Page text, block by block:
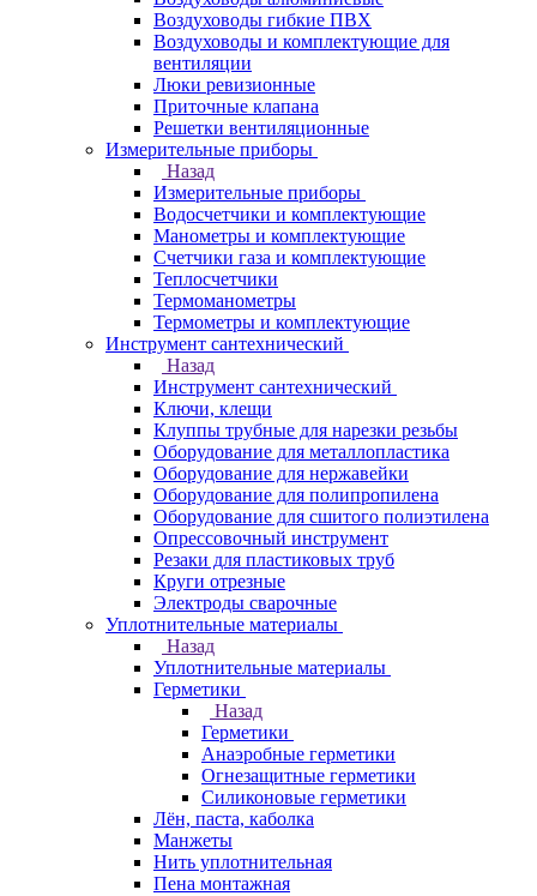
Воздуховоды гибкие ПВХ
Воздуховоды и комплектующие для
вентиляции
Люки ревизионные
Приточные клапана
Решетки вентиляционные
Измерительные приборы
Назад
Измерительные приборы
Водосчетчики и комплектующие
Манометры и комплектующие
Счетчики газа и комплектующие
Теплосчетчики
Термоманометры
Термометры и комплектующие
Инструмент сантехнический
Назад
Инструмент сантехнический
Ключи, клещи
Клуппы трубные для нарезки резьбы
Оборудование для металлопластика
Оборудование для нержавейки
Оборудование для полипропилена
Оборудование для сшитого полиэтилена
Опрессовочный инструмент
Резаки для пластиковых труб
Круги отрезные
Электроды сварочные
Уплотнительные материалы
Назад
Уплотнительные материалы
Герметики
Назад
Герметики
Анаэробные герметики
Огнезащитные герметики
Силиконовые герметики
Лён, паста, каболка
Манжеты
Нить уплотнительная
Пена монтажная